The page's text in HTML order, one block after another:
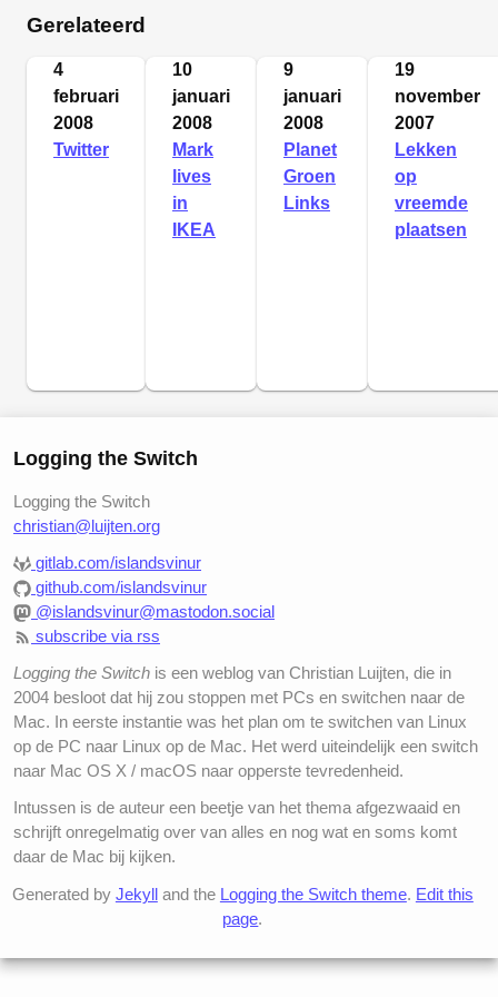
Gerelateerd
4
februari
2008
Twitter
10
januari
2008
Mark
lives
in
IKEA
9
januari
2008
Planet
Groen
Links
19
november
2007
Lekken
op
vreemde
plaatsen
Logging the Switch
Logging the Switch
christian@luijten.org
gitlab.com/islandsvinur
github.com/islandsvinur
@islandsvinur@mastodon.social
subscribe via rss
Logging the Switch is een weblog van Christian Luijten, die in
2004 besloot dat hij zou stoppen met PCs en switchen naar de
Mac. In eerste instantie was het plan om te switchen van Linux
op de PC naar Linux op de Mac. Het werd uiteindelijk een switch
naar Mac OS X / macOS naar opperste tevredenheid.
Intussen is de auteur een beetje van het thema afgezwaaid en
schrijft onregelmatig over van alles en nog wat en soms komt
daar de Mac bij kijken.
Generated by Jekylland the Logging the Switch theme. Edit this
page.